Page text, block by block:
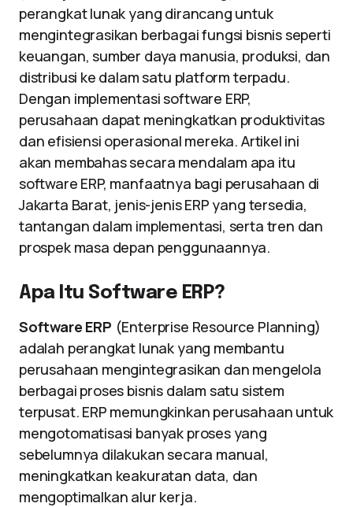
perangkat lunak yang dirancang untuk
mengintegrasikan berbagai fungsi bisnis seperti
keuangan, sumber daya manusia, produksi, dan
distribusi ke dalam satu platform terpadu.
Dengan implementasi software ERP,
perusahaan dapat meningkatkan produktivitas
dan efisiensi operasional mereka. Artikel ini
akan membahas secara mendalam apa itu
software ERP, manfaatnya bagi perusahaan di
Jakarta Barat, jenis-jenis ERP yang tersedia,
tantangan dalam implementasi, serta tren dan
prospek masa depan penggunaannya.
Apa Itu Software ERP?
Software ERP (Enterprise Resource Planning)
adalah perangkat lunak yang membantu
perusahaan mengintegrasikan dan mengelola
berbagai proses bisnis dalam satu sistem
terpusat. ERP memungkinkan perusahaan untuk
mengotomatisasi banyak proses yang
sebelumnya dilakukan secara manual,
meningkatkan keakuratan data, dan
mengoptimalkan alur kerja.